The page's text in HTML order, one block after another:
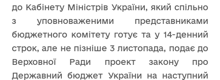
до Кабінету Міністрів України, який спільно
з уповноваженими представниками
бюджетного комітету готує та у 14-денний
строк, але не пізніше 3 листопада, подає до
Верховної Ради проект закону про
Державний бюджет України на наступний